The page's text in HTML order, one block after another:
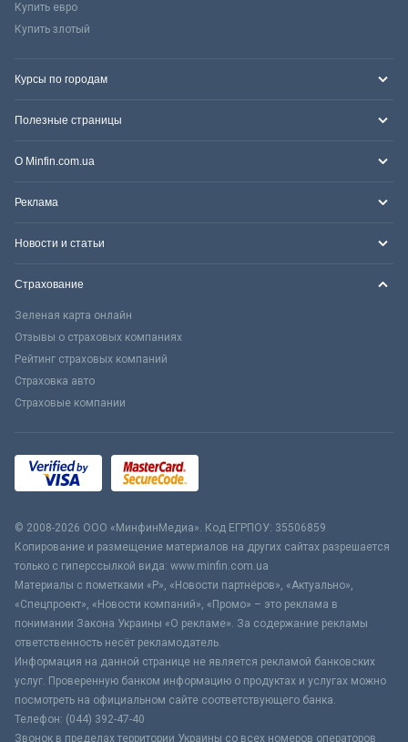
Купить евро
Купить злотый
Курсы по городам
Полезные страницы
О Minfin.com.ua
Реклама
Новости и статьи
Страхование
Зеленая карта онлайн
Отзывы о страховых компаниях
Рейтинг страховых компаний
Страховка авто
Страховые компании
© 2008-2026 ООО «МинфинМедиа». Код ЕГРПОУ: 35506859
Копирование и размещение материалов на других сайтах разрешается
только с гиперссылкой вида: www.minfin.com.ua
Материалы с пометками «Р», «Новости партнёров», «Актуально»,
«Спецпроект», «Новости компаний», «Промо» – это реклама в
понимании Закона Украины «О рекламе». За содержание рекламы
ответственность несёт рекламодатель.
Информация на данной странице не является рекламой банковских
услуг. Проверенную банком информацию о продуктах и услугах можно
посмотреть на официальном сайте соответствующего банка.
Телефон: (044) 392-47-40
Звонок в пределах территории Украины со всех номеров операторов